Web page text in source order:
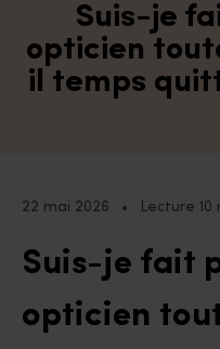
Suis-je
opticien
il temps
22 mai 2026 • Lecture 10
Suis-je fait
opticien